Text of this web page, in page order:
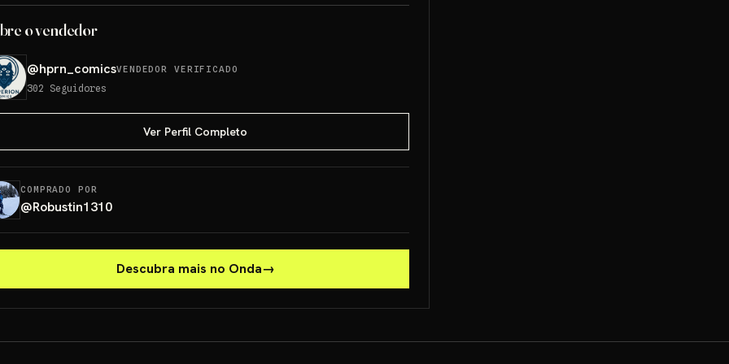
o vendedor
@hprn_comicsVENDEDOR VERIFICADO
302 Seguidores
Ver Perfil Completo
COMPRADO POR
@Robustin1310
Descubra mais no Onda→